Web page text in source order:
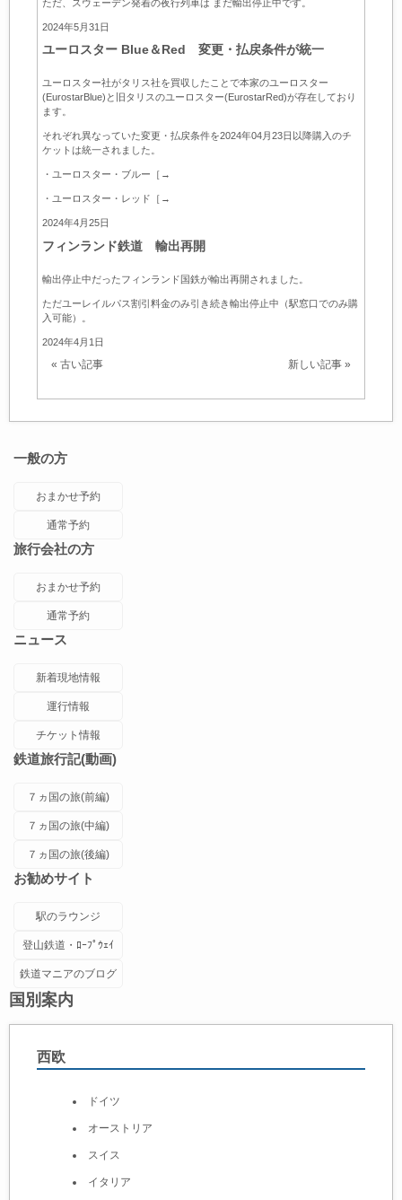
ただ、スウェーデン発着の夜行列車は まだ輸出停止中です。
2024年5月31日
ユーロスター Blue＆Red 変更・払戻条件が統一
ユーロスター社がタリス社を買収したことで本家のユーロスター
(EurostarBlue)と旧タリスのユーロスター(EurostarRed)が存在しており
ます。
それぞれ異なっていた変更・払戻条件を2024年04月23日以降購入のチ
ケットは統一されました。
・ユーロスター・ブルー ［→
・ユーロスター・レッド ［→
2024年4月25日
フィンランド鉄道 輸出再開
輸出停止中だったフィンランド国鉄が輸出再開されました。
ただユーレイルパス割引料金のみ引き続き輸出停止中（駅窓口でのみ購
入可能）。
2024年4月1日
« 古い記事 新しい記事 »
一般の方
おまかせ予約
通常予約
旅行会社の方
おまかせ予約
通常予約
ニュース
新着現地情報
運行情報
チケット情報
鉄道旅行記(動画)
７ヵ国の旅(前編)
７ヵ国の旅(中編)
７ヵ国の旅(後編)
お勧めサイト
駅のラウンジ
登山鉄道・ﾛｰﾌﾟｳｪｲ
鉄道マニアのブログ
国別案内
西欧
ドイツ
オーストリア
スイス
イタリア